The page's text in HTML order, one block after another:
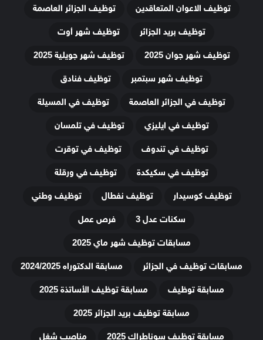
توظيف الاعوان المتعاقدين
توظيف الجزائر العاصمة
توظيف بريد الجزائر
توظيف شهر أوت
توظيف شهر جوان 2025
توظيف شهر جويلية 2025
توظيف شهر سبتمبر
توظيف فنادق
توظيف في الجزائر العاصمة
توظيف في المسيلة
توظيف في ايليزي
توظيف في تلمسان
توظيف في تندوف
توظيف في توقرت
توظيف في سكيكدة
توظيف في ورقلة
توظيف كوسيدار
توظيف نفطال
توظيف وطني
سكنات عدل 3
فرص عمل
مسابقات توظيف شهر ماي 2025
مسابقات توظيف في الجزائر
مسابقة الدكتوراه 2024/2025
مسابقة توظيف
مسابقة توظيف الأساتذة 2025
مسابقة توظيف بريد الجزائر 2025
مسابقة توظيف سوناطراك 2025
مناصب شغل